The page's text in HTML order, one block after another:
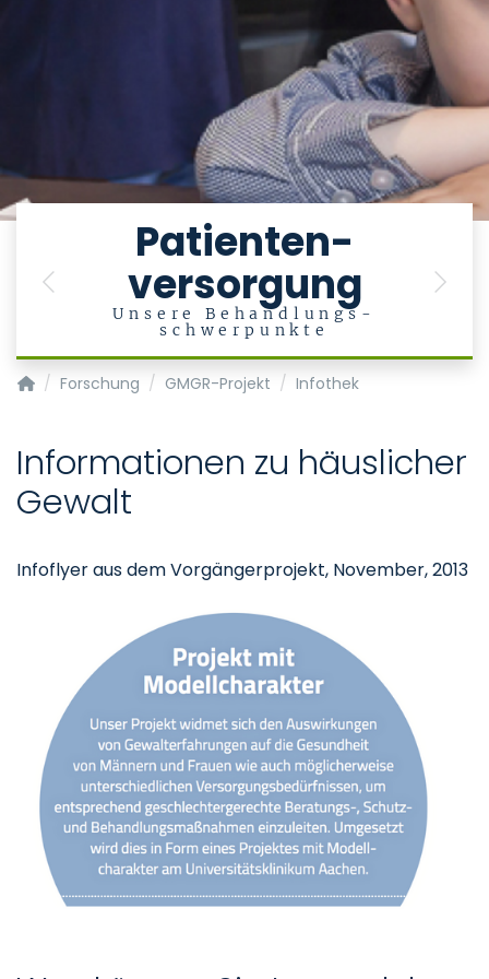
Patienten-
versorgung
Unsere Behandlungs-
schwerpunkte
Previous Next
Klinik für Psychiatrie, Psychotherapie und Psychosomatik
Forschung GMGR-Projekt Infothek
Informationen zu häuslicher
Gewalt
Infoflyer aus dem Vorgängerprojekt, November, 2013